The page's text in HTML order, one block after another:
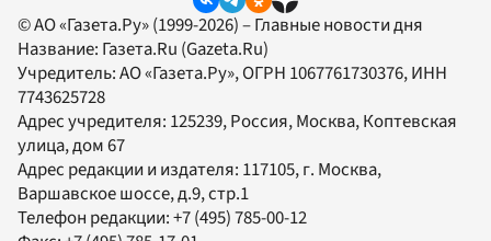
© АО «Газета.Ру» (1999-2026) – Главные новости дня
Название: Газета.Ru (Gazeta.Ru)
Учредитель:АО «Газета.Ру», ОГРН 1067761730376, ИНН
7743625728
Адрес учредителя: 125239, Россия, Москва, Коптевская
улица, дом 67
Адрес редакции и издателя: 117105, г. Москва,
Варшавское шоссе, д.9, стр.1
Телефон редакции:+7 (495) 785-00-12